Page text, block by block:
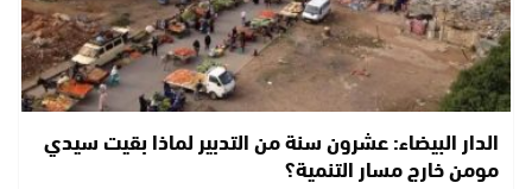
الدار البيضاء: عشرون سنة من التدبير لماذا بقيت سيدي
مومن خارج مسار التنمية؟